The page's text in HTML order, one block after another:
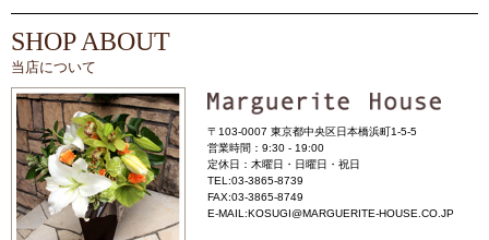
SHOP ABOUT
当店について
〒103-0007 東京都中央区日本橋浜町1-5-5
営業時間：9:30 - 19:00
定休日：木曜日・日曜日・祝日
TEL:03-3865-8739
FAX:03-3865-8749
E-MAIL:KOSUGI@MARGUERITE-HOUSE.CO.JP